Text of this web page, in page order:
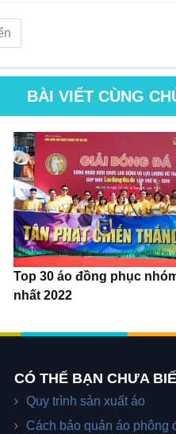
BÀI VIẾT CÙNG
Top 30 áo đồng phục
nhất 2022
CÓ THỂ BẠN CHƯA
Quy trình sản xuất áo
Cách bảo quản áo phông